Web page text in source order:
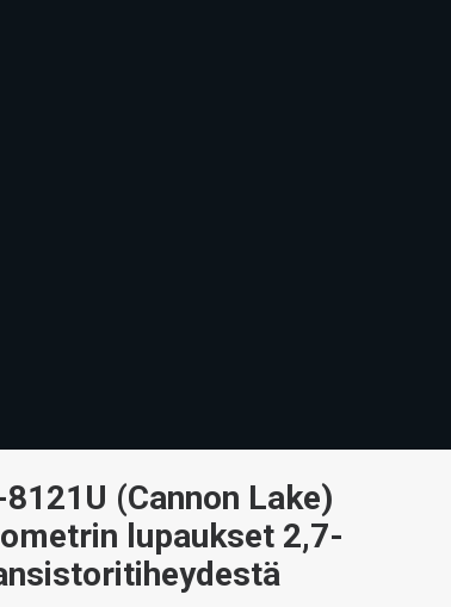
(Cannon Lake)
lupaukset 2,7-